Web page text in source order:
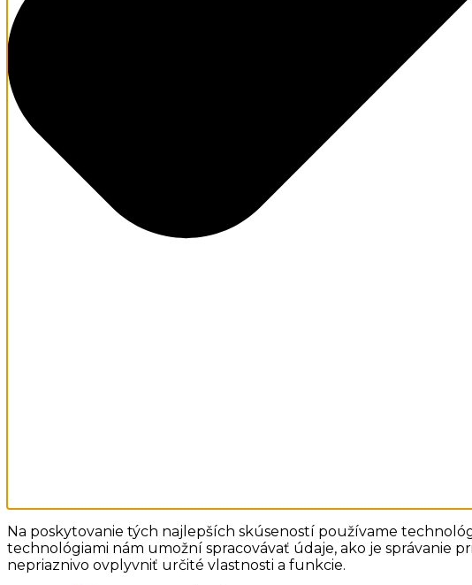
Na poskytovanie tých najlepších skúseností používame
technológiami nám umožní spracovávať údaje, ako je správanie
nepriaznivo ovplyvniť určité vlastnosti a funkcie.